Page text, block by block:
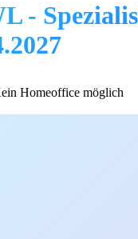
-
Homeoffice möglich